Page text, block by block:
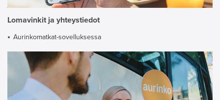
Lomavinkit ja yhteystiedot
Aurinkomatkat-sovelluksessa